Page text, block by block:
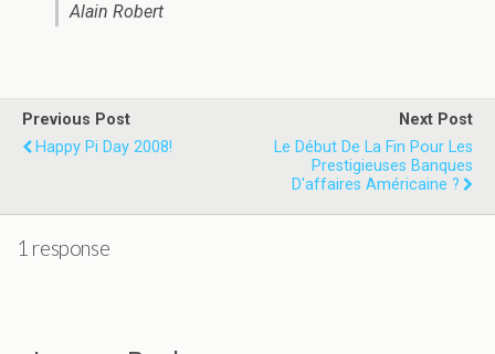
Alain Robert
Previous Post
Happy Pi Day 2008!
Next Post
Le Début De La Fin Pour Les
Prestigieuses Banques
D'affaires Américaine ?
1 response